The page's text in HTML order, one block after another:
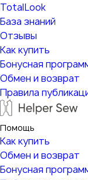
TotalLook
База знаний
Отзывы
Как купить
Бонусная
Обмен и возврат
Правила
Помощь
Как купить
Обмен и возврат
Бонусная